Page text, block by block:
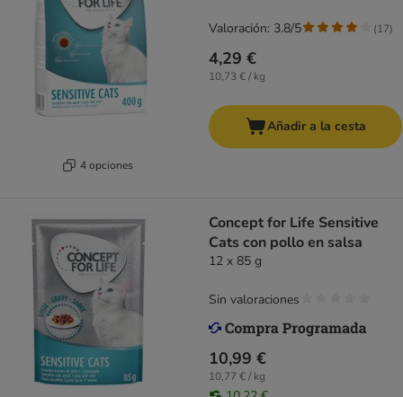
4 opciones
4,29 €
10,73 € / kg
Valoración: 3.8/5 (17)
Añadir a la cesta
Concept for Life Sensitive
Cats con pollo en salsa
12 x 85 g
10,99 €
10,77 € / kg
Sin valoraciones